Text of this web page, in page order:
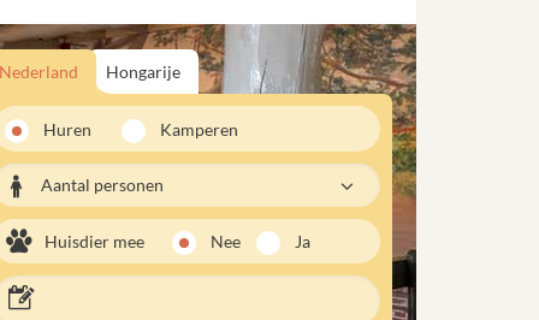
Nederland Hongarije
Huren Kamperen
Aantal personen
Huisdier mee Nee Ja